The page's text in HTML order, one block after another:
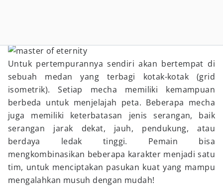
Untuk pertempurannya sendiri akan bertempat di
sebuah medan yang terbagi kotak-kotak (grid
isometrik). Setiap mecha memiliki kemampuan
berbeda untuk menjelajah peta. Beberapa mecha
juga memiliki keterbatasan jenis serangan, baik
serangan jarak dekat, jauh, pendukung, atau
berdaya ledak tinggi. Pemain bisa
mengkombinasikan beberapa karakter menjadi satu
tim, untuk menciptakan pasukan kuat yang mampu
mengalahkan musuh dengan mudah!